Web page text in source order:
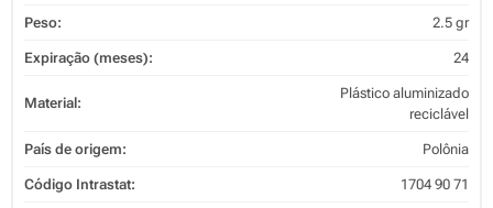
Peso: 2.5 gr
Expiração (meses): 24
Material:
Plástico aluminizado
reciclável
País de origem: Polônia
Código Intrastat: 1704 90 71